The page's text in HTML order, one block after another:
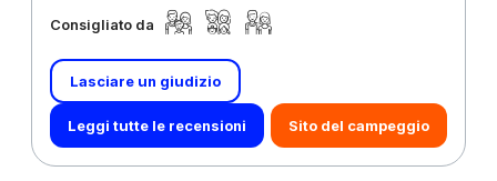
Consigliato da
Lasciare un giudizio
Leggi tutte le recensioni Sito del campeggio